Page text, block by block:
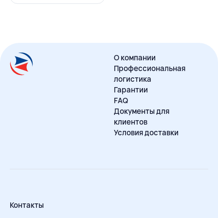
О компании
Профессиональная
логистика
Гарантии
FAQ
Документы для
клиентов
Условия доставки
Контакты